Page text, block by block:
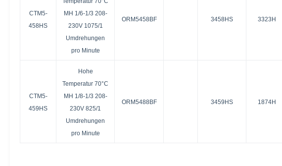
CTM5-
458HS
MH 1/6-1/3 208-
230V 1075/1
Umdrehungen
pro Minute
ORM5458BF 3458HS 3323H
CTM5-
459HS
Hohe
Temperatur 70°C
MH 1/8-1/3 208-
230V 825/1
Umdrehungen
pro Minute
ORM5488BF 3459HS 1874H